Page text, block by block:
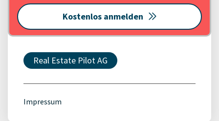
Kostenlos anmelden
Real Estate Pilot AG
Impressum